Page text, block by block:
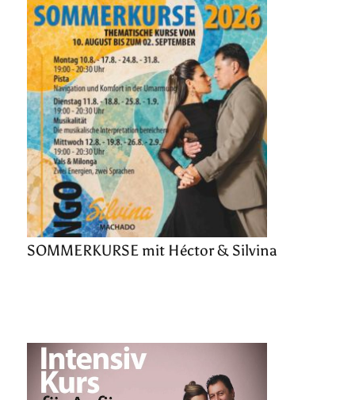
SOMMERKURSE mit Héctor & Silvina